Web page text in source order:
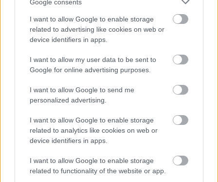
Google consents
I want to allow Google to enable storage
related to advertising like cookies on web or
device identifiers in apps.
I want to allow my user data to be sent to
Google for online advertising purposes.
I want to allow Google to send me
personalized advertising.
I want to allow Google to enable storage
related to analytics like cookies on web or
device identifiers in apps.
I want to allow Google to enable storage
related to functionality of the website or app.
Megdöbbentő hatással van a házszámod
az életedre: ezek a házszámok azok,
boldogságot vonzzák az életedbe:
KÖVETKEZŐ POSZT
VICC: A négernek, a székelynek és a
románnak egyszerre születik gyereke